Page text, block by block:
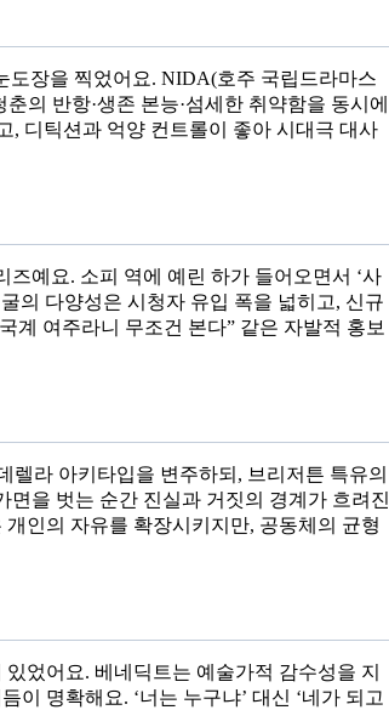
도장을 찍었어요. NIDA(호주 국립드라마스
의 반항·생존 본능·섬세한 취약함을 동시에
, 디틱션과 억양 컨트롤이 좋아 시대극 대사
예요. 소피 역에 예린 하가 들어오면서 ‘사
의 다양성은 시청자 유입 폭을 넓히고, 신규
계 여주라니 무조건 본다” 같은 자발적 홍보
렐라 아키타입을 변주하되, 브리저튼 특유의
을 벗는 순간 진실과 거짓의 경계가 흐려진
인의 자유를 확장시키지만, 공동체의 균형
었어요. 베네딕트는 예술가적 감수성을 지
명확해요. ‘너는 누구냐’ 대신 ‘네가 되고